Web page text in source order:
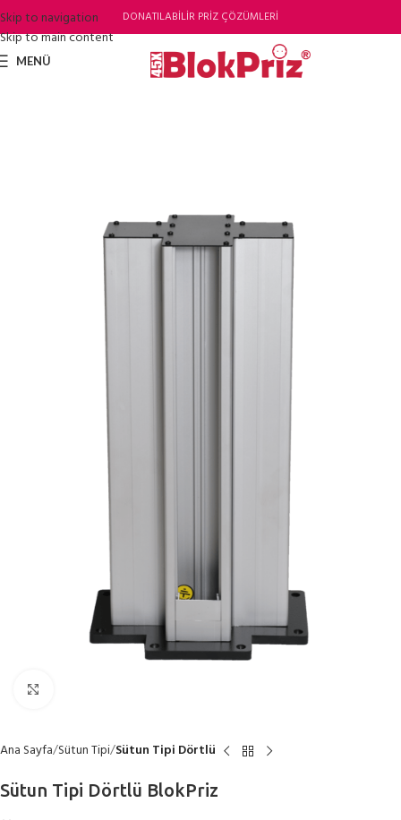
Skip to navigation
Skip to main content
DONATILABİLİR PRİZ ÇÖZÜMLERİ
MENÜ
Ana Sayfa Sütun Tipi Sütun Tipi Dörtlü
Sütun Tipi Dörtlü BlokPriz